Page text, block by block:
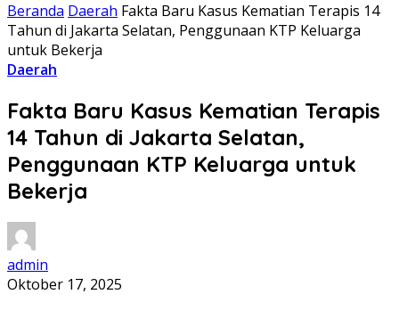
Beranda Daerah Fakta Baru Kasus Kematian Terapis 14
Tahun di Jakarta Selatan, Penggunaan KTP Keluarga
untuk Bekerja
Daerah
Fakta Baru Kasus Kematian Terapis
14 Tahun di Jakarta Selatan,
Penggunaan KTP Keluarga untuk
Bekerja
admin
Oktober 17, 2025